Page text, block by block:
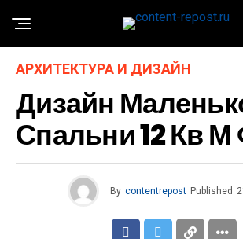
АРХИТЕКТУРА И ДИЗАЙН
Дизайн
Спальни 12 Кв М
By contentrepost Published